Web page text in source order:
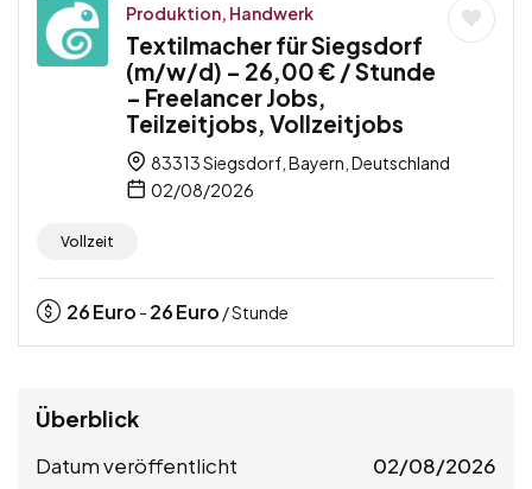
Produktion, Handwerk
Textilmacher für Siegsdorf
(m/w/d) – 26,00 € / Stunde
– Freelancer Jobs,
Teilzeitjobs, Vollzeitjobs
83313 Siegsdorf, Bayern, Deutschland
02/08/2026
Vollzeit
26Euro - 26Euro / Stunde
Überblick
Datum veröffentlicht 02/08/2026